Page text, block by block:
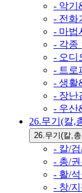
- 악기
- 전화
- 마법
- 각종
- 오디
- 트로
- 생활
- 장난
- 우산
26.무기(칼,
26.무기(칼,
- 칼/
- 총/
- 활/
- 창/